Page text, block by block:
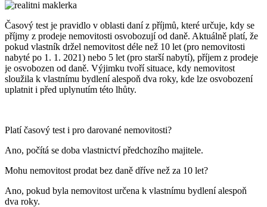
Časový test je pravidlo v oblasti daní z příjmů, které určuje, kdy se
příjmy z prodeje nemovitosti osvobozují od daně. Aktuálně platí, že
pokud vlastník držel nemovitost déle než 10 let (pro nemovitosti
nabyté po 1. 1. 2021) nebo 5 let (pro starší nabytí), příjem z prodeje
je osvobozen od daně. Výjimku tvoří situace, kdy nemovitost
sloužila k vlastnímu bydlení alespoň dva roky, kde lze osvobození
uplatnit i před uplynutím této lhůty.
Platí časový test i pro darované nemovitosti?
Ano, počítá se doba vlastnictví předchozího majitele.
Mohu nemovitost prodat bez daně dříve než za 10 let?
Ano, pokud byla nemovitost určena k vlastnímu bydlení alespoň
dva roky.